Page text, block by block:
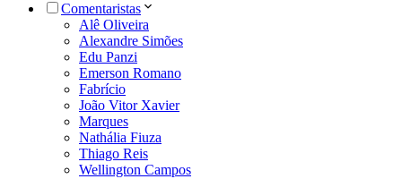
Comentaristas
Alê Oliveira
Alexandre Simões
Edu Panzi
Emerson Romano
Fabrício
João Vitor Xavier
Marques
Nathália Fiuza
Thiago Reis
Wellington Campos